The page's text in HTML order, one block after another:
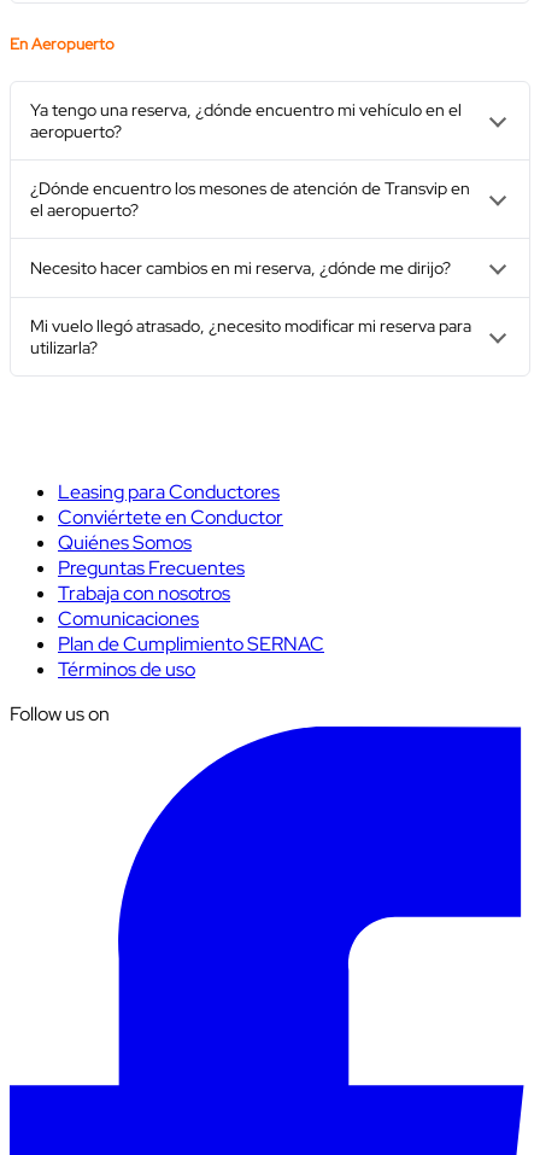
En Aeropuerto
Ya tengo una reserva, ¿dónde encuentro mi vehículo en el
aeropuerto?
¿Dónde encuentro los mesones de atención de Transvip en
el aeropuerto?
Necesito hacer cambios en mi reserva, ¿dónde me dirijo?
Mi vuelo llegó atrasado, ¿necesito modificar mi reserva para
utilizarla?
Leasing para Conductores
Conviértete en Conductor
Quiénes Somos
Preguntas Frecuentes
Trabaja con nosotros
Comunicaciones
Plan de Cumplimiento SERNAC
Términos de uso
Follow us on